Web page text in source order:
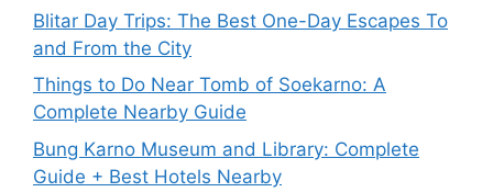
Blitar Day Trips: The Best One-Day Escapes To
and From the City
Things to Do Near Tomb of Soekarno: A
Complete Nearby Guide
Bung Karno Museum and Library: Complete
Guide + Best Hotels Nearby